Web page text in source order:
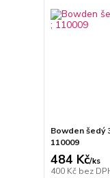
Bowden šedý
110009
484 Kč/ks
400 Kč bez